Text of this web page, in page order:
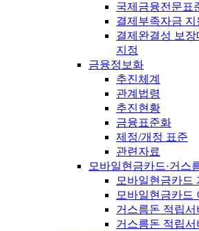
국제금융전문표
결제부족자금 지
결제완결성 보
지정
금융정보화
추진체계
관계법령
추진현황
금융표준화
제정/개정 표준
관련자료
모바일현금카드·거스
모바일현금카드
모바일현금카드
거스름돈 적립서
거스름돈 적립서